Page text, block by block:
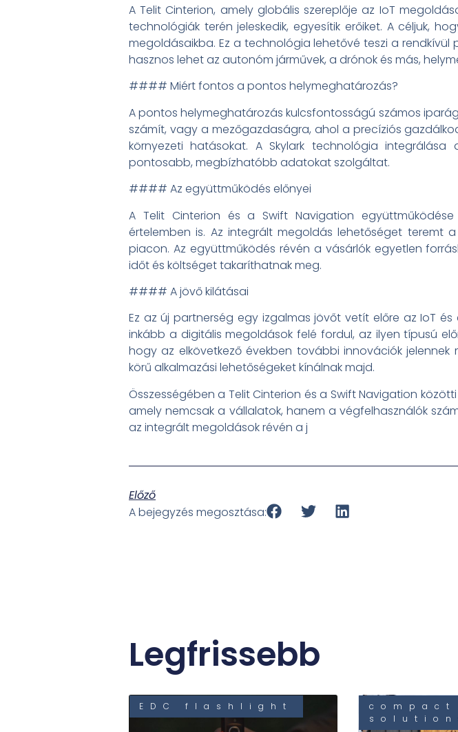
A Telit Cinterion, amely globális szereplője az IoT
technológiák terén jeleskedik, egyesítik erőiket. A céljuk,
megoldásaikba. Ez a technológia lehetővé teszi a
hasznos lehet az autonóm járművek, a drónok és más,
#### Miért fontos a pontos helymeghatározás?
A pontos helymeghatározás kulcsfontosságú számos
számít, vagy a mezőgazdaságra, ahol a precíziós
környezeti hatásokat. A Skylark technológia
pontosabb, megbízhatóbb adatokat szolgáltat.
#### Az együttműködés előnyei
A Telit Cinterion és a Swift Navigation
értelemben is. Az integrált megoldás lehetőséget teremt
piacon. Az együttműködés révén a vásárlók egyetlen
időt és költséget takaríthatnak meg.
#### A jövő kilátásai
Ez az új partnerség egy izgalmas jövőt vetít előre az IoT
inkább a digitális megoldások felé fordul, az ilyen típusú
hogy az elkövetkező években további innovációk
körű alkalmazási lehetőségeket kínálnak majd.
Összességében a Telit Cinterion és a Swift Navigation
amely nemcsak a vállalatok, hanem a végfelhasználók
az integrált megoldások révén a j
Előző
A bejegyzés megosztása:
Legfrissebb
EDC flashlight